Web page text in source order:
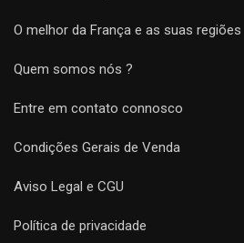
O melhor da França e as suas regiões
Quem somos nós ?
Entre em contato connosco
Condições Gerais de Venda
Aviso Legal e CGU
Política de privacidade